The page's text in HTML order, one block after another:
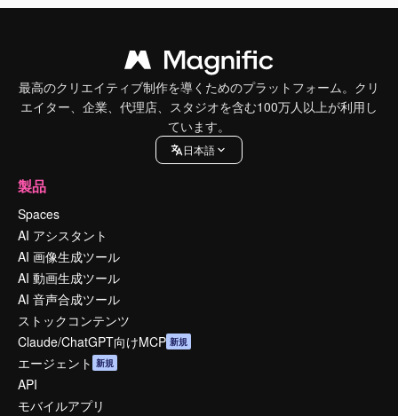
最高のクリエイティブ制作を導くためのプラットフォーム。クリ
エイター、企業、代理店、スタジオを含む100万人以上が利用し
ています。
日本語
製品
Spaces
AI アシスタント
AI 画像生成ツール
AI 動画生成ツール
AI 音声合成ツール
ストックコンテンツ
Claude/ChatGPT向けMCP 新規
エージェント 新規
API
モバイルアプリ